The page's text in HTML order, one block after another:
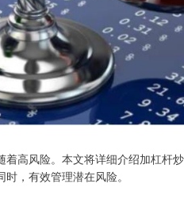
高风险。本文将详细介绍加杠杆
，有效管理潜在风险。